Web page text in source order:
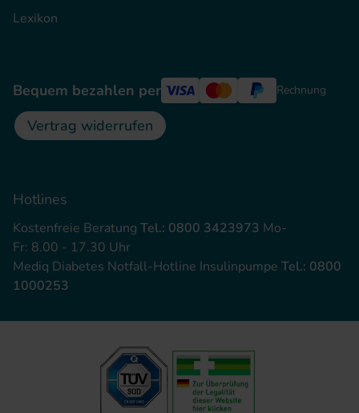
Lexikon
Bequem bezahlen per Rechnung
Vertrag widerrufen
Hotlines
Kostenfreie Beratung Tel.: 0800 3423973 Mo-
Fr: 8.00 - 17.30 Uhr
Mediq Diabetes Notfall-Hotline Insulinpumpe Tel.: 0800
1000253